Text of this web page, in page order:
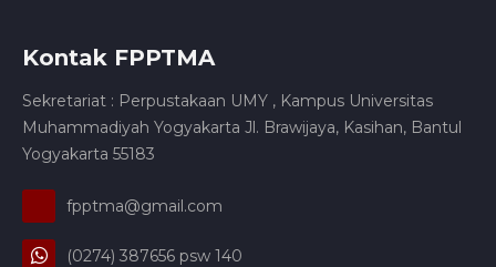
Kontak FPPTMA
Sekretariat : Perpustakaan UMY , Kampus Universitas
Muhammadiyah Yogyakarta Jl. Brawijaya, Kasihan, Bantul
Yogyakarta 55183
fpptma@gmail.com
(0274) 387656 psw 140